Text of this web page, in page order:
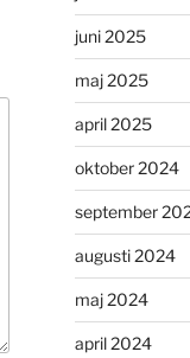
juni 2025
maj 2025
april 2025
oktober 2024
september
augusti 2024
maj 2024
april 2024